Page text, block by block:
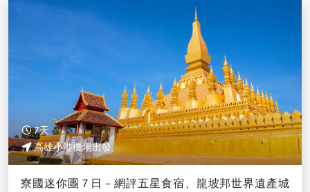
7天
高雄小港機場出發
寮國迷你團７日－網評五星食宿、龍坡邦世界遺產城